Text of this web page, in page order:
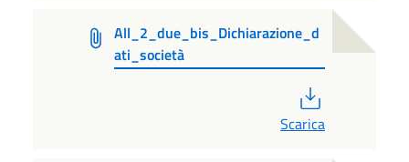
All_2_due_bis_Dichiarazione_d
ati_società
Scarica